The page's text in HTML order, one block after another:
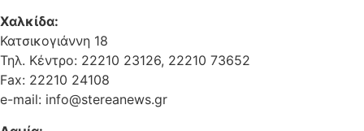
Χαλκίδα:
Κατσικογιάννη 18
Τηλ. Κέντρο: 22210 23126, 22210 73652
Fax: 22210 24108
e-mail: info@stereanews.gr